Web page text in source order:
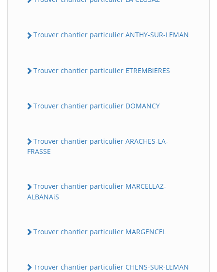
Trouver chantier particulier ANTHY-SUR-LEMAN
Trouver chantier particulier ETREMBiERES
Trouver chantier particulier DOMANCY
Trouver chantier particulier ARACHES-LA-
FRASSE
Trouver chantier particulier MARCELLAZ-
ALBANAiS
Trouver chantier particulier MARGENCEL
Trouver chantier particulier CHENS-SUR-LEMAN